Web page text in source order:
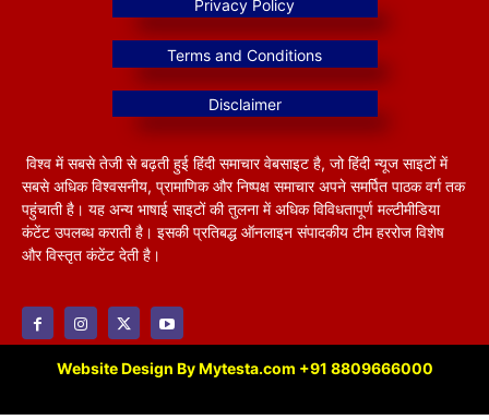
विश्व में सबसे तेजी से बढ़ती हुई हिंदी समाचार वेबसाइट है, जो हिंदी न्यूज साइटों में
सबसे अधिक विश्वसनीय, प्रामाणिक और निष्पक्ष समाचार अपने समर्पित पाठक वर्ग तक
पहुंचाती है। यह अन्य भाषाई साइटों की तुलना में अधिक विविधतापूर्ण मल्टीमीडिया
कंटेंट उपलब्ध कराती है। इसकी प्रतिबद्ध ऑनलाइन संपादकीय टीम हररोज विशेष
और विस्तृत कंटेंट देती है।
Website Design By Mytesta.com +91 8809666000